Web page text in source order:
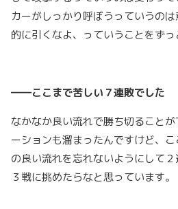
カーがしっかり呼ぼうっていうの
的に引くなよ、っていうことをずっ
――ここまで苦しい７連敗でした
なかなか良い流れで勝ち切ること
ーションも溜まったんですけど、
の良い流れを忘れないようにして
３戦に挑めたらなと思っています。